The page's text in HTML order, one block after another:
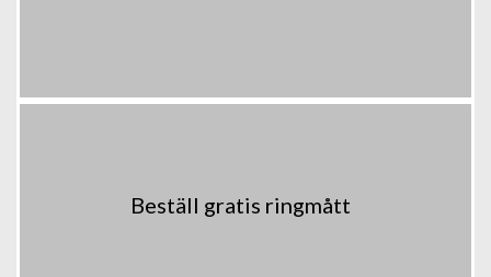
Beställ gratis ringmått